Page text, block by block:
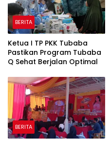
BERITA
Ketua I TP PKK Tubaba
Pastikan Program Tubaba
Q Sehat Berjalan Optimal
BERITA